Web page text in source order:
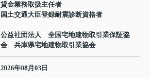
貸金業務取扱主任者
国土交通大臣登録耐震診断資格者
公益社団法人 全国宅地建物取引業保証協
会 兵庫県宅地建物取引業協会
2026年08月03日